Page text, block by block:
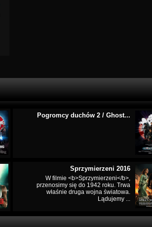
Pogromcy duchów 2 / Ghost...
Sprzymierzeni 2016
W filmie <b>Sprzymierzeni</b>,
przenosimy się do 1942 roku. Trwa
właśnie druga wojna światowa.
Lądujemy ...